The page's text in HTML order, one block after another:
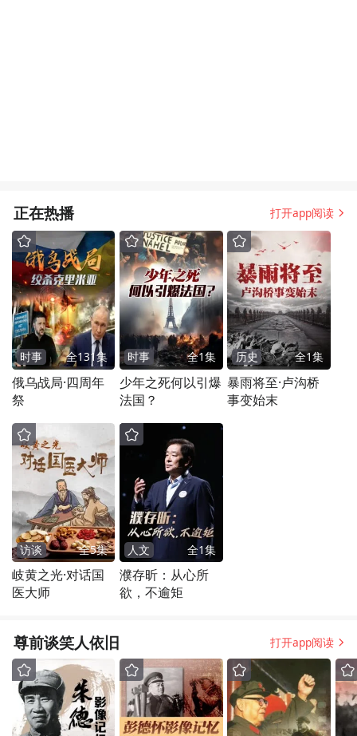
正在热播 打开app阅读
时事 全131集
俄乌战局·四周年
祭
时事 全1集
少年之死何以引爆
法国？
历史 全1集
暴雨将至·卢沟桥
事变始末
访谈 全5集
岐黄之光·对话国
医大师
人文 全1集
濮存昕：从心所
欲，不逾矩
尊前谈笑人依旧 打开app阅读